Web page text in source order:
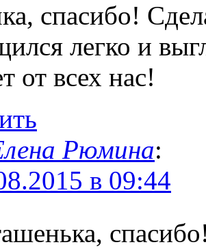
спасибо!
легко и
от всех нас!
Рюмина:
в 09:44